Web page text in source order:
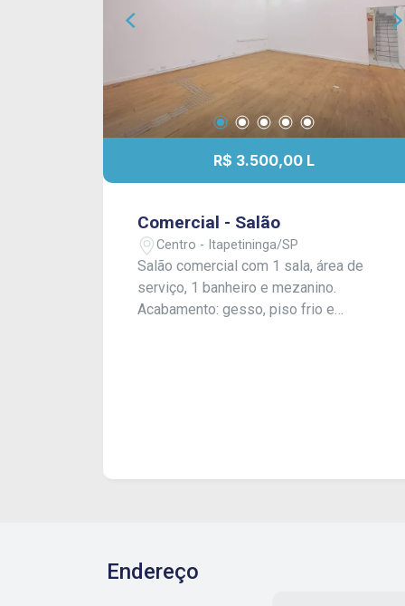
R$ 3.500,00 L
Comercial - Salão
Centro - Itapetininga/SP
Salão comercial com 1 sala, área de
serviço, 1 banheiro e mezanino.
Acabamento: gesso, piso frio e
Endereço